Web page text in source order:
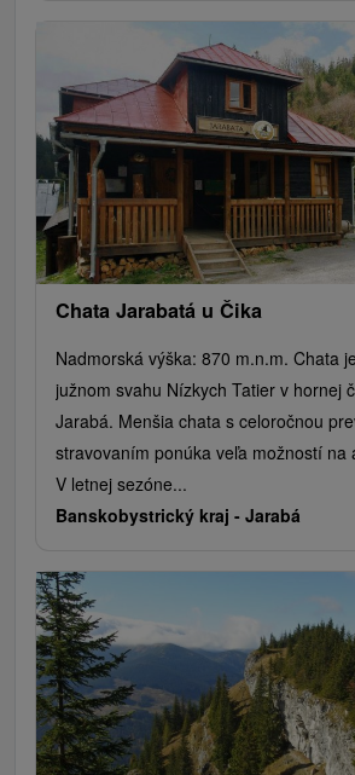
Chata Jarabatá u Čika
Nadmorská výška: 870 m.n.m. Chata
južnom svahu Nízkych Tatier v hornej
Jarabá. Menšia chata s celoročnou
stravovaním ponúka veľa možností na
V letnej sezóne...
Banskobystrický kraj - Jarabá